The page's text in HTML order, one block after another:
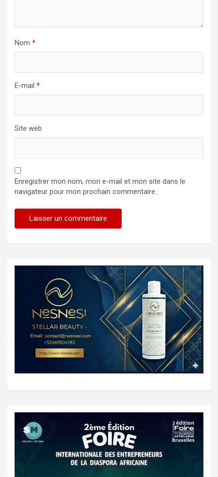
Nom *
E-mail *
Site web
Enregistrer mon nom, mon e-mail et mon site dans le
navigateur pour mon prochain commentaire.